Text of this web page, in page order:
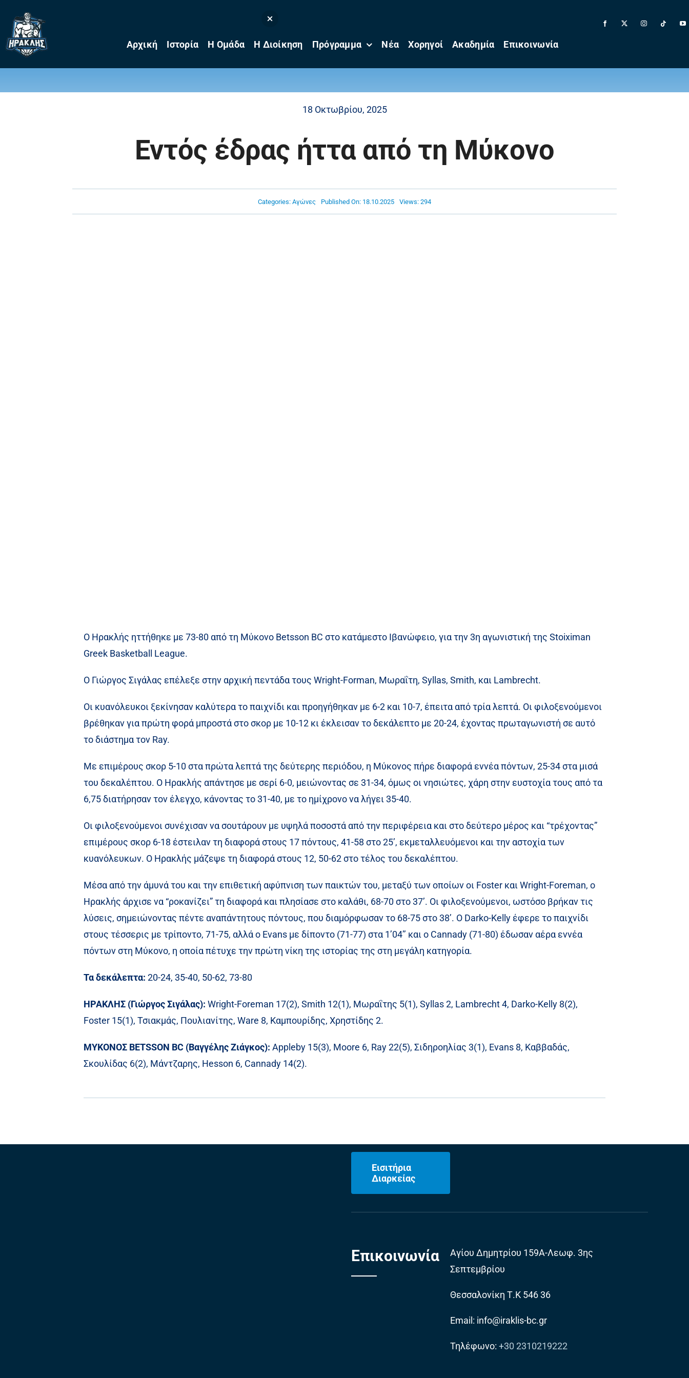
content
Αρχική Ιστορία Η Ομάδα Η Διοίκηση Πρόγραμμα Νέα Χορηγοί Ακαδημία Επικοινωνία
18 Οκτωβρίου, 2025
Εντός έδρας ήττα από τη Μύκονο
Categories: Αγώνες Published On: 18.10.2025 Views: 294
Ο Ηρακλής ηττήθηκε με 73-80 από τη Μύκονο Betsson BC στο κατάμεστο Ιβανώφειο, για την 3η αγωνιστική της Stoiximan
Greek Basketball League.
Ο Γιώργος Σιγάλας επέλεξε στην αρχική πεντάδα τους Wright-Forman, Μωραΐτη, Syllas, Smith, και Lambrecht.
Οι κυανόλευκοι ξεκίνησαν καλύτερα το παιχνίδι και προηγήθηκαν με 6-2 και 10-7, έπειτα από τρία λεπτά. Οι φιλοξενούμενοι
βρέθηκαν για πρώτη φορά μπροστά στο σκορ με 10-12 κι έκλεισαν το δεκάλεπτο με 20-24, έχοντας πρωταγωνιστή σε αυτό
το διάστημα τον Ray.
Με επιμέρους σκορ 5-10 στα πρώτα λεπτά της δεύτερης περιόδου, η Μύκονος πήρε διαφορά εννέα πόντων, 25-34 στα μισά
του δεκαλέπτου. Ο Ηρακλής απάντησε με σερί 6-0, μειώνοντας σε 31-34, όμως οι νησιώτες, χάρη στην ευστοχία τους από τα
6,75 διατήρησαν τον έλεγχο, κάνοντας το 31-40, με το ημίχρονο να λήγει 35-40.
Οι φιλοξενούμενοι συνέχισαν να σουτάρουν με υψηλά ποσοστά από την περιφέρεια και στο δεύτερο μέρος και “τρέχοντας”
επιμέρους σκορ 6-18 έστειλαν τη διαφορά στους 17 πόντους, 41-58 στο 25’, εκμεταλλευόμενοι και την αστοχία των
κυανόλευκων. Ο Ηρακλής μάζεψε τη διαφορά στους 12, 50-62 στο τέλος του δεκαλέπτου.
Μέσα από την άμυνά του και την επιθετική αφύπνιση των παικτών του, μεταξύ των οποίων οι Foster και Wright-Foreman, ο
Ηρακλής άρχισε να “ροκανίζει” τη διαφορά και πλησίασε στο καλάθι, 68-70 στο 37’. Οι φιλοξενούμενοι, ωστόσο βρήκαν τις
λύσεις, σημειώνοντας πέντε αναπάντητους πόντους, που διαμόρφωσαν το 68-75 στο 38’. Ο Darko-Kelly έφερε το παιχνίδι
στους τέσσερις με τρίποντο, 71-75, αλλά ο Evans με δίποντο (71-77) στα 1’04’’ και ο Cannady (71-80) έδωσαν αέρα εννέα
πόντων στη Μύκονο, η οποία πέτυχε την πρώτη νίκη της ιστορίας της στη μεγάλη κατηγορία.
Τα δεκάλεπτα: 20-24, 35-40, 50-62, 73-80
ΗΡΑΚΛΗΣ (Γιώργος Σιγάλας): Wright-Foreman 17(2), Smith 12(1), Μωραΐτης 5(1), Syllas 2, Lambrecht 4, Darko-Kelly 8(2),
Foster 15(1), Τσιακμάς, Πουλιανίτης, Ware 8, Καμπουρίδης, Χρηστίδης 2.
ΜΥΚΟΝΟΣ BETSSON BC (Βαγγέλης Ζιάγκος): Appleby 15(3), Moore 6, Ray 22(5), Σιδηροηλίας 3(1), Evans 8, Καββαδάς,
Σκουλίδας 6(2), Μάντζαρης, Hesson 6, Cannady 14(2).
Εισιτήρια
Διαρκείας
Επικοινωνία
Αγίου Δημητρίου 159Α-Λεωφ. 3ης
Σεπτεμβρίου
Θεσσαλονίκη Τ.Κ 546 36
Email: info@iraklis-bc.gr
Τηλέφωνο: +30 2310219222